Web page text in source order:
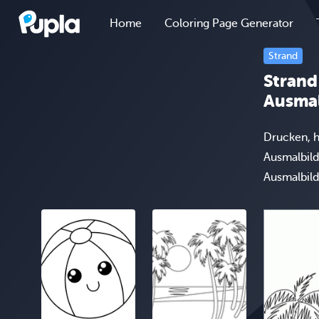
Home Coloring Page Generator
Strand
Drucken,